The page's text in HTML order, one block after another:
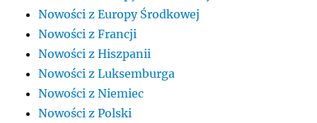
Nowości z Europy Środkowej
Nowości z Francji
Nowości z Hiszpanii
Nowości z Luksemburga
Nowości z Niemiec
Nowości z Polski